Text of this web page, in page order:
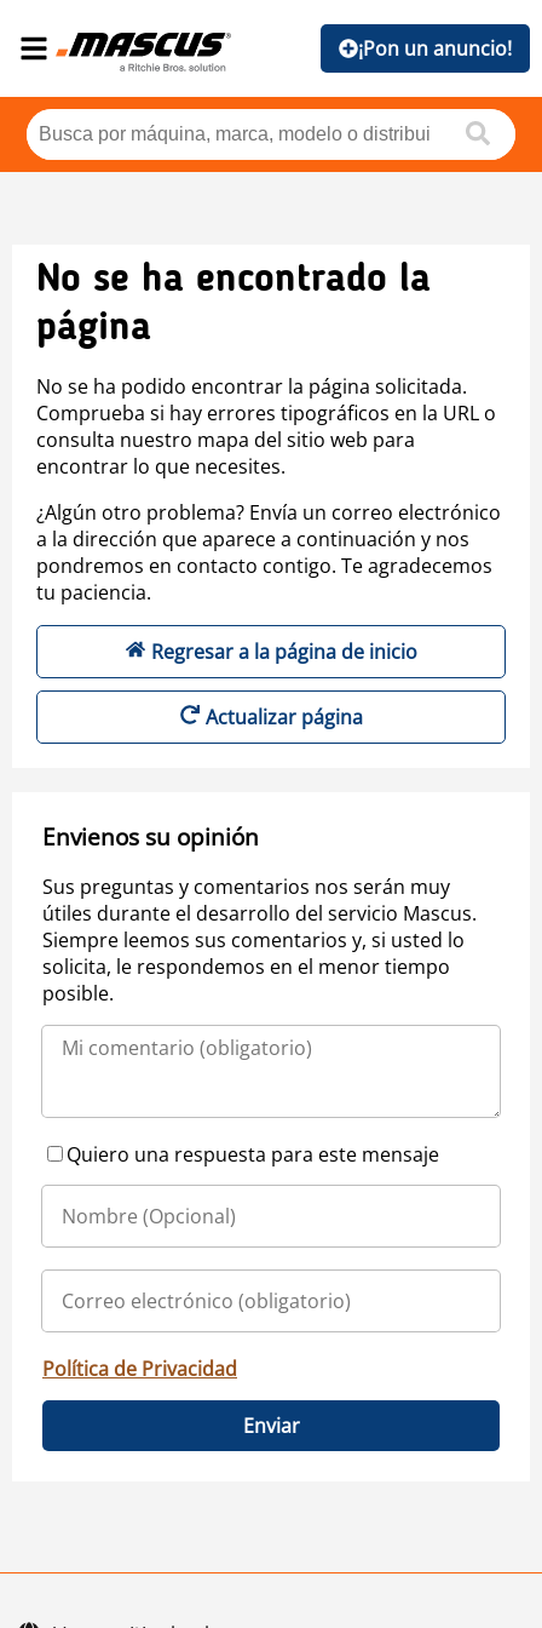
¡Pon un anuncio!
No se ha encontrado la
página
No se ha podido encontrar la página solicitada.
Comprueba si hay errores tipográficos en la URL o
consulta nuestro mapa del sitio web para
encontrar lo que necesites.
¿Algún otro problema? Envía un correo electrónico
a la dirección que aparece a continuación y nos
pondremos en contacto contigo. Te agradecemos
tu paciencia.
Regresar a la página de inicio
Actualizar página
Envienos su opinión
Sus preguntas y comentarios nos serán muy
útiles durante el desarrollo del servicio Mascus.
Siempre leemos sus comentarios y, si usted lo
solicita, le respondemos en el menor tiempo
posible.
Quiero una respuesta para este mensaje
Política de Privacidad
Enviar